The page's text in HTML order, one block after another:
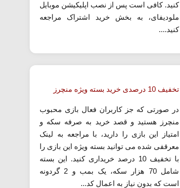
کنید. کافی است پس از نصب اپلیکیشن موبایل
ملودیفای، به بخش خرید اشتراک مراجعه
کنید....
تخفیف 10 درصدی خرید بسته ویژه منچرز
در صورتی که جز کاربران فعال بازی محبوب
منچرز هستید و قصد خرید به صرفه سکه و
امتیاز این بازی را دارید، با مراجعه به لینک
معرقفی شده می توانید بسته ویژه این بازی را
با تخفیف 10 درصد خریداری کنید. این بسته
شامل 70 هزار سکه، یک بمب و 2 گردونه
است که بدون نیاز به اعمال کد...